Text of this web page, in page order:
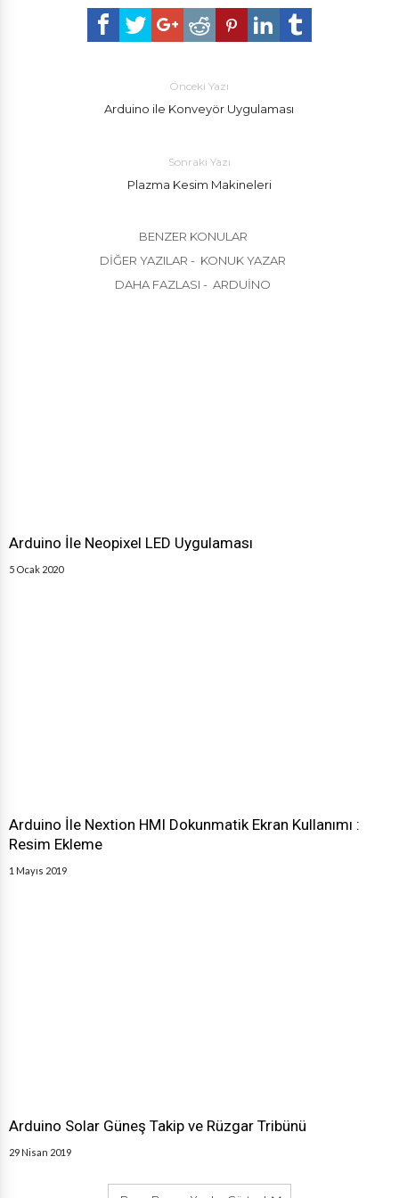
Önceki Yazı
Arduino ile Konveyör Uygulaması
Sonraki Yazı
Plazma Kesim Makineleri
BENZER KONULAR
DIĞER YAZILAR - KONUK YAZAR
DAHA FAZLASI - ARDUINO
Arduino İle Neopixel LED Uygulaması
5 Ocak 2020
Arduino İle Nextion HMI Dokunmatik Ekran Kullanımı :
Resim Ekleme
1 Mayıs 2019
Arduino Solar Güneş Takip ve Rüzgar Tribünü
29 Nisan 2019